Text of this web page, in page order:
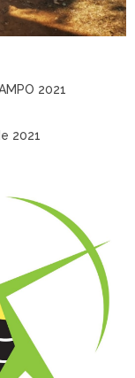
2021
2021